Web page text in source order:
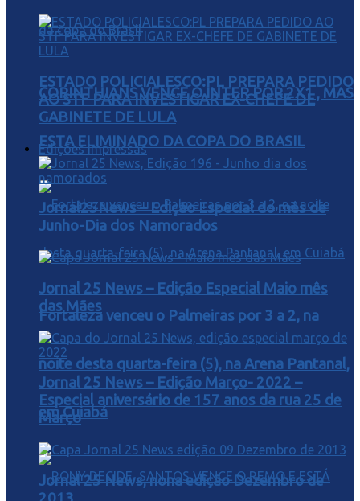
CORINTHIANS VENCE O INTER POR 2X1 , MAS
ESTA ELIMINADO DA COPA DO BRASIL
Fortaleza venceu o Palmeiras por 3 a 2, na
noite desta quarta-feira (5), na Arena Pantanal,
em Cuiabá
ESTADO POLICIALESCO:PL PREPARA PEDIDO
AO STF PARA INVESTIGAR EX-CHEFE DE
GABINETE DE LULA
Edições Impressas
Jornal25News – Edição Especial do mês de
Junho-Dia dos Namorados
Jornal 25 News – Edição Especial Maio mês
das Mães
Jornal 25 News – Edição Março- 2022 –
Especial aniversário de 157 anos da rua 25 de
Março
Jornal 25 News, nona edição Dezembro de